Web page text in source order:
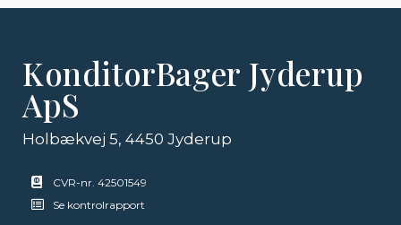
KonditorBager Jyderup
ApS
Holbækvej 5, 4450 Jyderup
CVR-nr. 42501549
Se kontrolrapport